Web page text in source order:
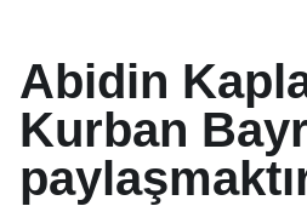
Abidin
Kurban